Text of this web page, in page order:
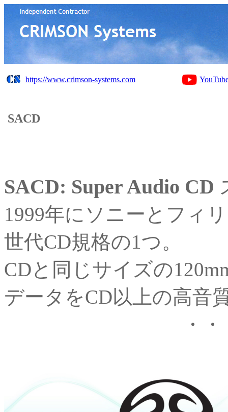
https://www.crimson-systems.com
SACD
SACD: Super Audio CD
1999年にソニーとフィ
世代CD規格の1つ。
CDと同じサイズの
データをCD以上の高音
・・・